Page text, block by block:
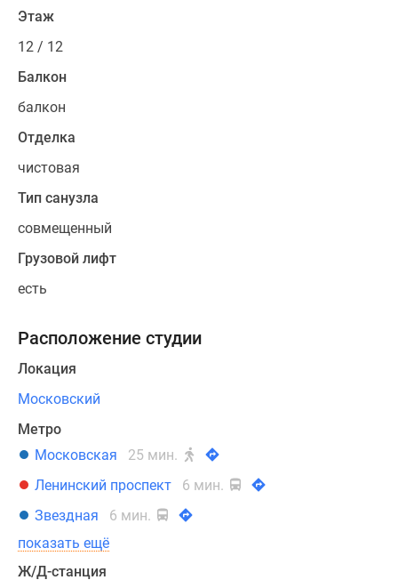
Этаж
12 / 12
Балкон
балкон
Отделка
чистовая
Тип санузла
совмещенный
Грузовой лифт
есть
Расположение студии
Локация
Московский
Метро
Московская
25 мин.
Ленинский проспект
6 мин.
Звездная
6 мин.
показать ещё
Ж/Д-станция